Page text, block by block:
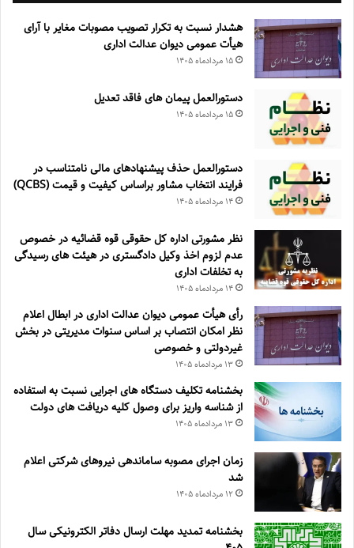
هشدار نسبت به تکرار تصویب مصوبات مغایر با آرای
هیأت عمومی دیوان عدالت اداری
۱۵ مرداد‌ماه ۱۴۰۵
دستورالعمل پیمان های فاقد تعدیل
۱۵ مرداد‌ماه ۱۴۰۵
دستورالعمل حذف پيشنهادهای مالی نامتناسب در
فرايند انتخاب مشاور براساس كيفيت و قيمت (QCBS)
۱۴ مرداد‌ماه ۱۴۰۵
نظر مشورتی اداره کل حقوقی قوه قضائیه در خصوص
عدم لزوم اخذ وکیل دادگستری در هیئت های رسیدگی
به تخلفات اداری
۱۴ مرداد‌ماه ۱۴۰۵
رأی هیأت عمومی دیوان عدالت اداری در ابطال اعلام
نظر امکان انتصاب بر اساس سنوات مدیریتی در بخش
غیردولتی و خصوصی
۱۳ مرداد‌ماه ۱۴۰۵
بخشنامه تکلیف دستگاه های اجرایی نسبت به استفاده
از شناسه واریز برای وصول کلیه دریافت های دولت
۱۳ مرداد‌ماه ۱۴۰۵
زمان اجرای مصوبه ساماندهی نیروهای شرکتی اعلام
شد
۱۲ مرداد‌ماه ۱۴۰۵
بخشنامه تمدید مهلت ارسال دفاتر الکترونیکی سال